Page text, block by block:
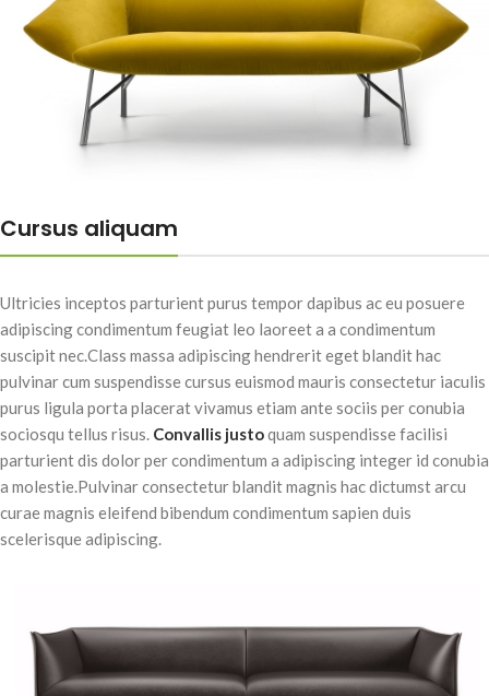
Cursus aliquam
Ultricies inceptos parturient purus tempor dapibus ac eu posuere
adipiscing condimentum feugiat leo laoreet a a condimentum
suscipit nec.Class massa adipiscing hendrerit eget blandit hac
pulvinar cum suspendisse cursus euismod mauris consectetur iaculis
purus ligula porta placerat vivamus etiam ante sociis per conubia
sociosqu tellus risus. Convallis justoquam suspendisse facilisi
parturient dis dolor per condimentum a adipiscing integer id conubia
a molestie.Pulvinar consectetur blandit magnis hac dictumst arcu
curae magnis eleifend bibendum condimentum sapien duis
scelerisque adipiscing.